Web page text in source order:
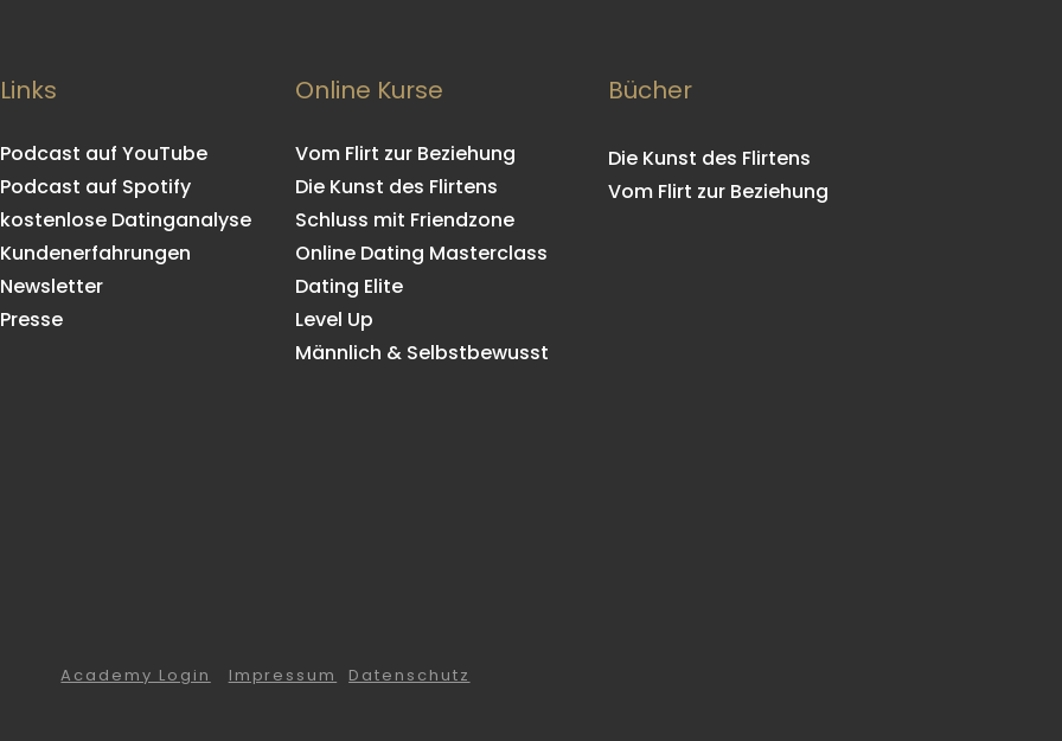
Links Online Kurse Bücher
Podcast auf YouTube
Podcast auf Spotify
kostenlose Datinganalyse
Kundenerfahrungen
Newsletter
Presse
Vom Flirt zur Beziehung
Die Kunst des Flirtens
Schluss mit Friendzone
Online Dating Masterclass
Dating Elite
Level Up
Männlich & Selbstbewusst
Die Kunst des Flirtens
Vom Flirt zur Beziehung
Academy Login Impressum Datenschutz